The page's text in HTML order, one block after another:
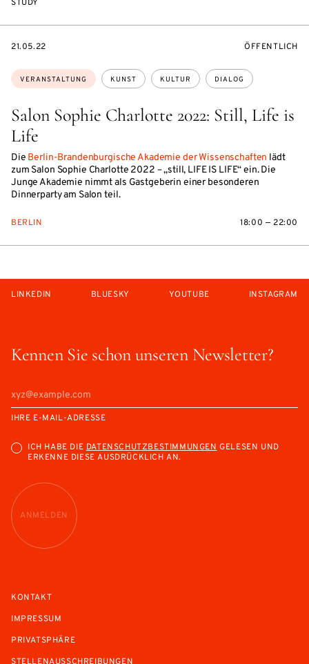
STUDY
Salon Sophie Charlotte 2022: Still, Life is
Life
Die Berlin-Brandenburgische Akademie der Wissenschaften lädt
zum Salon Sophie Charlotte 2022 – „still, LIFE IS LIFE“ ein. Die
Junge Akademie nimmt als Gastgeberin einer besonderen
Dinnerparty am Salon teil.
Themen:
VERANSTALTUNG KUNST KULTUR DIALOG
EVENTBEGINSON
21.05.22 ÖFFENTLICH
BERLIN 18:00 — 22:00
Kennen Sie schon unseren Newsletter?
IHRE E-MAIL-ADRESSE
ICH HABE DIEDATENSCHUTZBESTIMMUNGENGELESEN UND
ERKENNE DIESE AUSDRÜCKLICH AN.
ANMELDEN
LINKEDIN BLUESKY YOUTUBE INSTAGRAM
KONTAKT
IMPRESSUM
PRIVATSPHÄRE
STELLENAUSSCHREIBUNGEN